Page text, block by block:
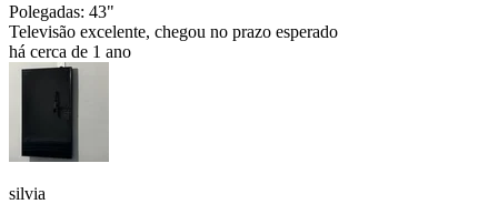
Polegadas: 43"
Televisão excelente, chegou no prazo esperado
há cerca de 1 ano
silvia